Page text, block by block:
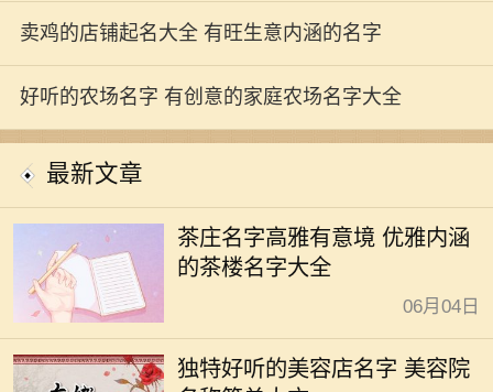
卖鸡的店铺起名大全 有旺生意内涵的名字
好听的农场名字 有创意的家庭农场名字大全
最新文章
茶庄名字高雅有意境 优雅内涵
的茶楼名字大全
06月04日
独特好听的美容店名字 美容院